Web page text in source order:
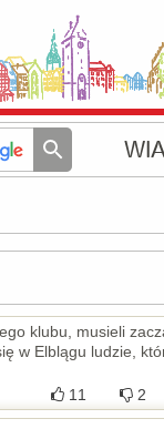
klubu, musieli
w Elblągu ludzie,
11 2